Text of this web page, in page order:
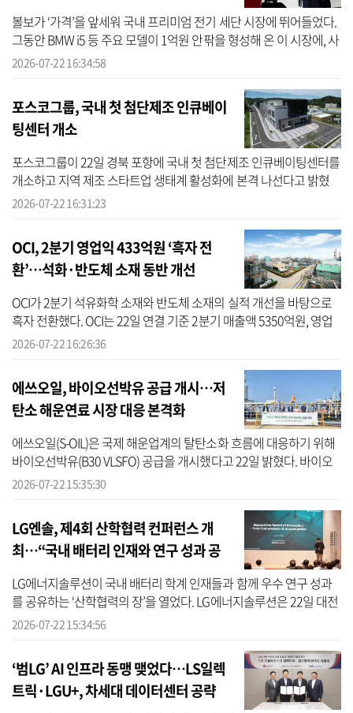
볼보가 ‘가격’을 앞세워 국내 프리미엄 전기 세단 시장에 뛰어들었다.
그동안 BMW i5 등 주요 모델이 1억원 안팎을 형성해 온 이 시장에, 사
륜구동과 1회 충전 700km대 주행거리를 갖춘 차세대 순수 전기 플래
2026-07-22 16:34:58
포스코그룹, 국내 첫 첨단제조 인큐베이
팅센터 개소
포스코그룹이 22일 경북 포항에 국내 첫 첨단제조 인큐베이팅센터를
개소하고 지역 제조 스타트업 생태계 활성화에 본격 나선다고 밝혔
다. 이번에 개소한 ‘RIST 첨단제조 인큐베이팅센터’는 RIST(포항산업
2026-07-22 16:31:23
OCI, 2분기 영업익 433억원 ‘흑자 전
환’…석화·반도체 소재 동반 개선
OCI가 2분기 석유화학 소재와 반도체 소재의 실적 개선을 바탕으로
흑자 전환했다. OCI는 22일 연결 기준 2분기 매출액 5350억원, 영업
이익 433억원을 기록했다고 밝혔다. 지난해 같은 기간과 비교했을
2026-07-22 16:26:36
에쓰오일, 바이오선박유 공급 개시…저
탄소 해운연료 시장 대응 본격화
에쓰오일(S-OIL)은 국제 해운업계의 탈탄소화 흐름에 대응하기 위해
바이오선박유(B30 VLSFO) 공급을 개시했다고 22일 밝혔다. 바이오
선박유는 기존 초저유황연료유(VLSFO)에 지속가능한 바이오연료를
2026-07-22 15:35:30
LG엔솔, 제4회 산학협력 컨퍼런스 개
최…“국내 배터리 인재와 연구 성과 공
LG에너지솔루션이 국내 배터리 학계 인재들과 함께 우수 연구 성과
를 공유하는 ‘산학협력의 장’을 열었다. LG에너지솔루션은 22일 대전
기술연구원에서 서울대, KAIST, 포항공대, 고려대, 연세대 등 국내 유
2026-07-22 15:34:56
‘범LG’ AI 인프라 동맹 맺었다…LS일렉
트릭·LGU+, 차세대 데이터센터 공략